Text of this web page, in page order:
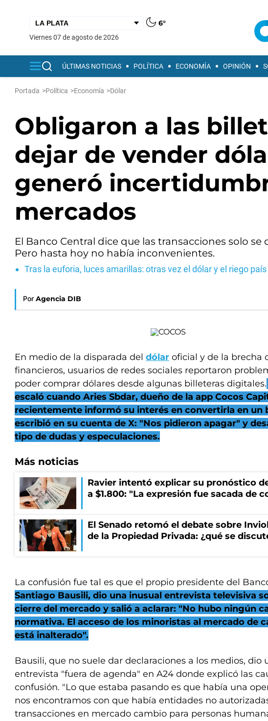
6°
viernes 07 de agosto de 2026
ÚLTIMAS NOTICIAS POLÍTICA ECONOMÍA OPINIÓN
Portada >Política >Economía >Dólar
Obligaron a las
dejar de vender
generó
mercados
El Banco Central dice que las transacciones solo
Pero hasta hoy no había inconvenientes.
Tras la euforia, luces amarillas: otras vez el dólar y el riego
Por Agencia DIB
En medio de la disparada del dólar oficial y de la brecha
financieros, usuarios de redes sociales reportaron
poder comprar dólares desde algunas billeteras digitales.
escaló cuando Aries Sbdar, dueño de la app Cocos
recientemente informó su interés en convertirla en un
escribió en su cuenta de X: "Nos pidieron apagar" y
tipo de dudas y especulaciones.
Más noticias
Ravier intentó explicar su pronóstico
a $1.800: "La expresión fue sacada de
El Senado retomó el debate sobre
de la Propiedad Privada: ¿qué se
La confusión fue tal es que el propio presidente del
Santiago Bausili, dio una inusual entrevista televisiva
cierre del mercado y salió a aclarar: "No hubo ningún
normativa. El acceso de los minoristas al mercado de
está inalterado".
Bausili, que no suele dar declaraciones a los medios, dio
entrevista "fuera de agenda" en A24 donde explicó las
confusión. "Lo que estaba pasando es que había una
nos encontramos con que había entidades no
transacciones en mercado cambio para personas